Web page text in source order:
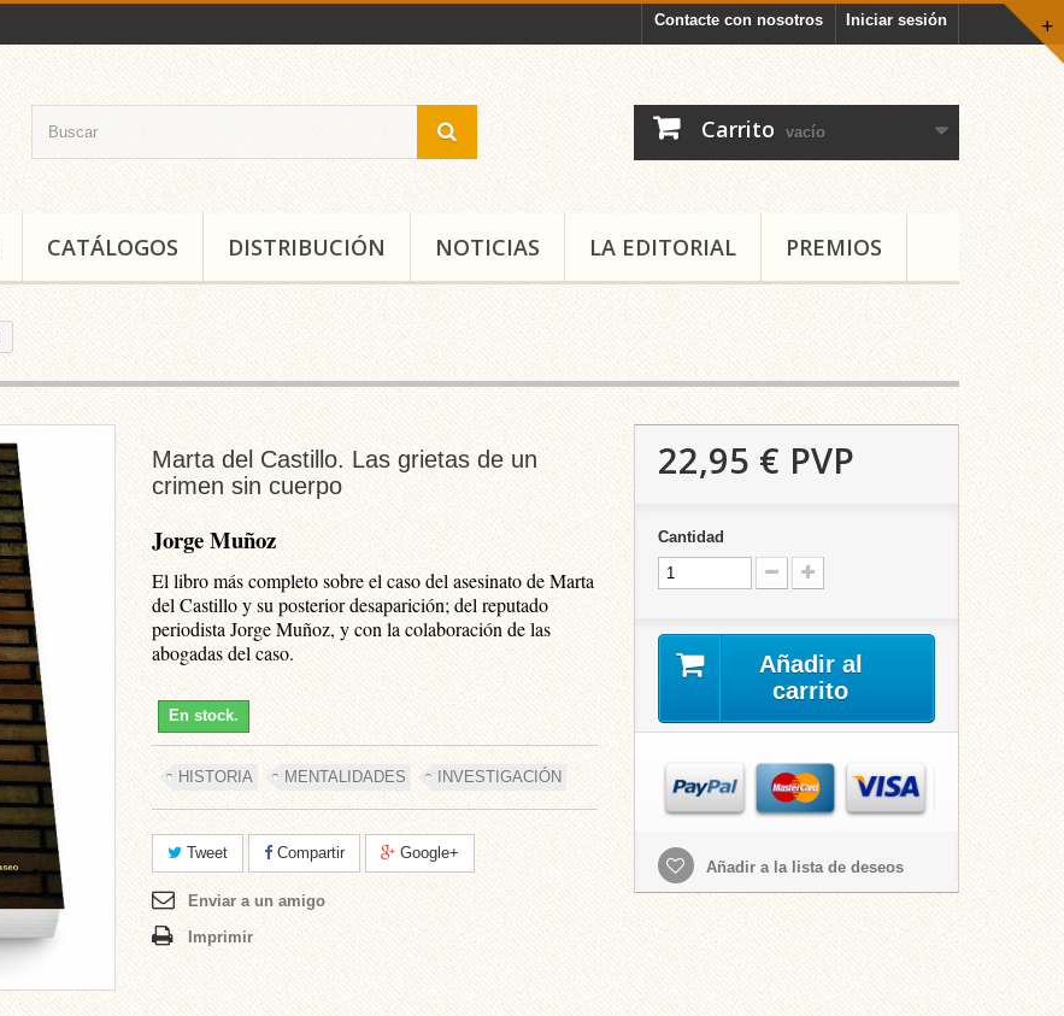
+
Iniciar sesión
Contacte con nosotros
Carrito vacío
CATÁLOGOS DISTRIBUCIÓN NOTICIAS LA EDITORIAL PREMIOS
Marta del Castillo. Las grietas de un
crimen sin cuerpo
Jorge Muñoz
El libro más completo sobre el caso del asesinato de Marta
del Castillo y su posterior desaparición; del reputado
periodista Jorge Muñoz, y con la colaboración de las
abogadas del caso.
En stock.
HISTORIA MENTALIDADES INVESTIGACIÓN
Tweet Compartir Google+
Enviar a un amigo
Imprimir
22,95 € PVP
Cantidad
Añadir al
carrito
Añadir a la lista de deseos